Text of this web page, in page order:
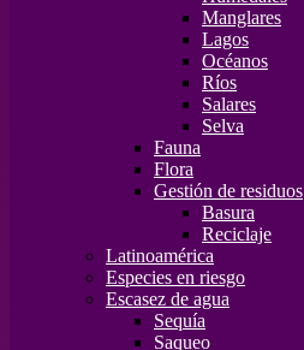
Manglares
Lagos
Océanos
Ríos
Salares
Selva
Fauna
Flora
Gestión de residuos
Basura
Reciclaje
Latinoamérica
Especies en riesgo
Escasez de agua
Sequía
Saqueo